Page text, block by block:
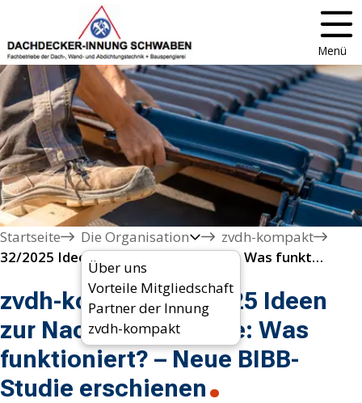
Menü
Startseite
Die Organisation
Über uns
Vorteile Mitgliedschaft
Partner der Innung
zvdh-kompakt
zvdh-kompakt
32/2025 Ideen zur Nachwuchssuche: Was funktioniert?  – Neue BIBB-Studie erschienen
zvdh-kompakt 32/2025 Ideen
zur Nachwuchssuche: Was
funktioniert? – Neue BIBB-
Studie erschienen